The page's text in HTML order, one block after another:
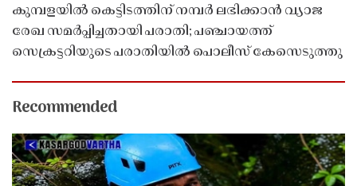
കുമ്പളയിൽ കെട്ടിടത്തിന് നമ്പർ ലഭിക്കാൻ വ്യാജ
രേഖ സമർപ്പിച്ചതായി പരാതി; പഞ്ചായത്ത്
സെക്രട്ടറിയുടെ പരാതിയിൽ പൊലീസ് കേസെടുത്തു
Recommended